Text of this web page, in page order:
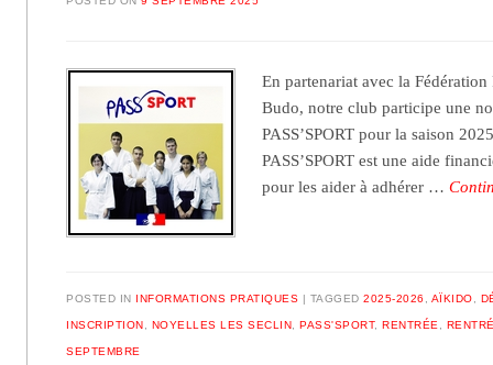
En partenariat avec la
Budo, notre club participe une
PASS’SPORT pour la saison
PASS’SPORT est une aide
pour les aider à adhérer …
POSTED IN INFORMATIONS PRATIQUES TAGGED2025-2026 , AÏKIDO,
INSCRIPTION , NOYELLES LES SECLIN, PASS'SPORT, RENTRÉE,
SEPTEMBRE